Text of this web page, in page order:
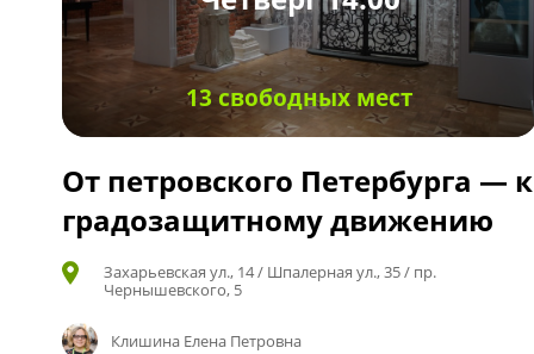
13 свободных мест
От петровского Петербурга — к
градозащитному движению
Захарьевская ул., 14 / Шпалерная ул., 35 / пр.
Чернышевского, 5
Клишина Елена Петровна